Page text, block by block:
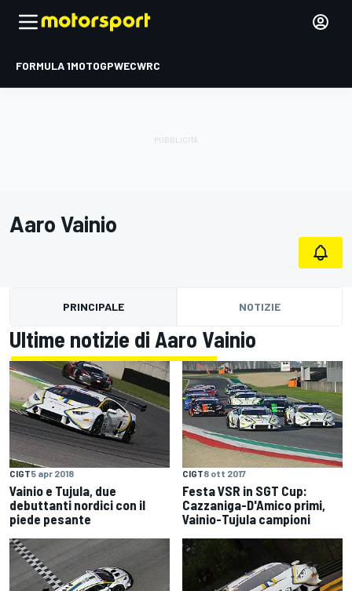
FORMULA 1MOTOGPWECWRC
Aaro Vainio
PRINCIPALE NOTIZIE
Ultime notizie di Aaro Vainio
CIGT5 apr 2018
Vainio e Tujula, due
debuttanti nordici con il
piede pesante
CIGT8 ott 2017
Festa VSR in SGT Cup:
Cazzaniga-D'Amico primi,
Vainio-Tujula campioni